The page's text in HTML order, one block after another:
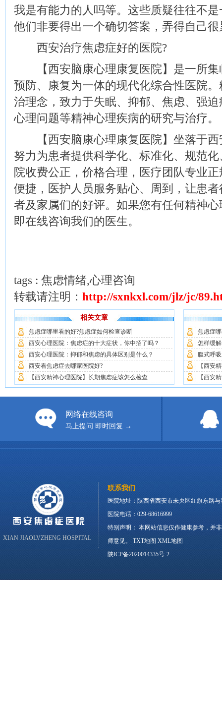
我是有能力的人吗等。这些质疑往往不
他们非要得出一个确切答案，弄得自己很
西安治疗焦虑症好的医院?
【西安脑康心理康复医院】是一所集
预防、康复为一体的现代化综合性医院
治理念，致力于失眠、抑郁、焦虑、强
心理问题等精神心理疾病的研究与治疗。
【西安脑康心理康复医院】坐落于西
努力为患者提供科学化、标准化、规范
院收费公正，价格合理，医疗团队专业
便捷，医护人员服务贴心、周到，让患
者及家属们的好评。如果您有任何精神
即在线咨询我们的医生。
tags : 焦虑情绪,心理咨询
转载请注明： http://sxnkxl.com/jlz/jc/
相关文章
焦虑症哪里看的好?焦虑症如何检查诊断
西安心理医院：焦虑症的十大症状，你中招了吗？
西安心理医院：抑郁和焦虑的具体区别是什么？
西安看焦虑症去哪家医院好?
【西安精神心理医院】长期焦虑症该怎么检查
焦虑症
怎样缓
腹式呼
【西安
【西安
网络在线咨询
马上提问 即时回复 →
XIAN JIAOLVZHENG HOSPITAL
联系我们
医院地址：陕西省西安市未央区红旗东路
医院电话：029-68616999
特别声明： 本网站信息仅作健康参考，并
师意见。 TXT地图 XML地图
陕ICP备2020014335号-2